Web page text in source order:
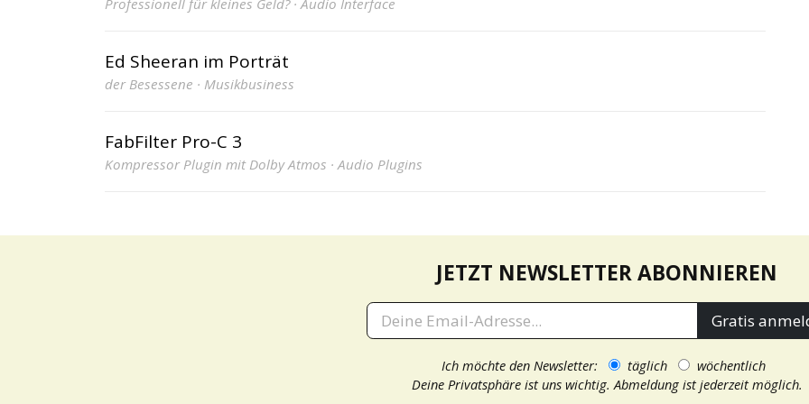
Professionell für kleines Geld? · Audio Interface
Ed Sheeran im Porträt
der Besessene · Musikbusiness
FabFilter Pro-C 3
Kompressor Plugin mit Dolby Atmos · Audio Plugins
JETZT NEWSLETTER ABONNIEREN
Gratis
Ich möchte den Newsletter: täglich
wöchentlich
Deine Privatsphäre ist uns wichtig.Abmeldung ist jederzeit möglich.